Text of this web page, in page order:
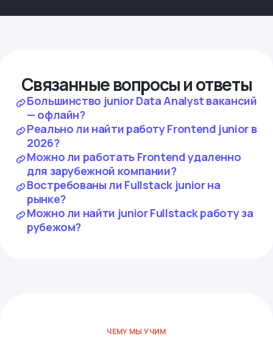
Связанные вопросы и ответы
Большинство junior Data Analyst вакансий
— офлайн?
Реально ли найти работу Frontend junior в
2026?
Можно ли работать Frontend удаленно
для зарубежной компании?
Востребованы ли Fullstack junior на
рынке?
Можно ли найти junior Fullstack работу за
рубежом?
ЧЕМУ МЫ УЧИМ